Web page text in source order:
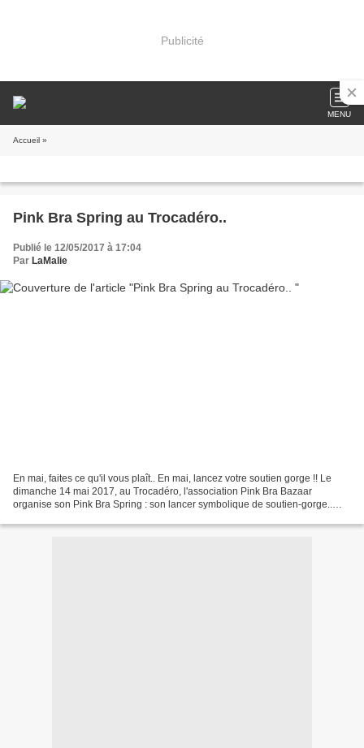
Publicité
MENU
Accueil »
Pink Bra Spring au Trocadéro..
Publié le 12/05/2017 à 17:04
Par LaMalie
En mai, faites ce qu'il vous plaît.. En mai, lancez votre soutien gorge !! Le
dimanche 14 mai 2017, au Trocadéro, l'association Pink Bra Bazaar
organise son Pink Bra Spring : son lancer symbolique de soutien-gorge..